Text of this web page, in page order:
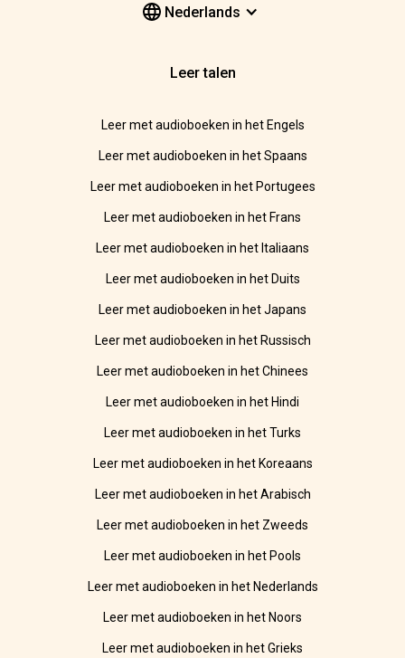
Nederlands
Leer talen
Leer met audioboeken in het Engels
Leer met audioboeken in het Spaans
Leer met audioboeken in het Portugees
Leer met audioboeken in het Frans
Leer met audioboeken in het Italiaans
Leer met audioboeken in het Duits
Leer met audioboeken in het Japans
Leer met audioboeken in het Russisch
Leer met audioboeken in het Chinees
Leer met audioboeken in het Hindi
Leer met audioboeken in het Turks
Leer met audioboeken in het Koreaans
Leer met audioboeken in het Arabisch
Leer met audioboeken in het Zweeds
Leer met audioboeken in het Pools
Leer met audioboeken in het Nederlands
Leer met audioboeken in het Noors
Leer met audioboeken in het Grieks